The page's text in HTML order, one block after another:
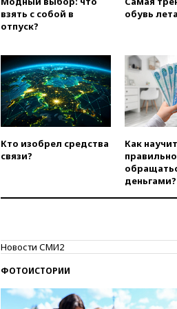
взять с собой в
отпуск?
обувь
Кто изобрел средства
связи?
Как
правильно
деньгами?
Новости СМИ2
ФОТОИСТОРИИ